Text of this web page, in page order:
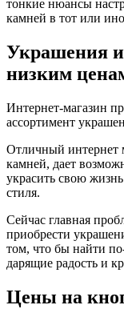
тонкие нюансы
камней в тот или
Украшения
низким
Интернет-магазин
ассортимент
Отличный интернет
камней, дает
украсить свою
стиля.
Сейчас главная
приобрести
том, что бы найти
дарящие радость и
Цены на